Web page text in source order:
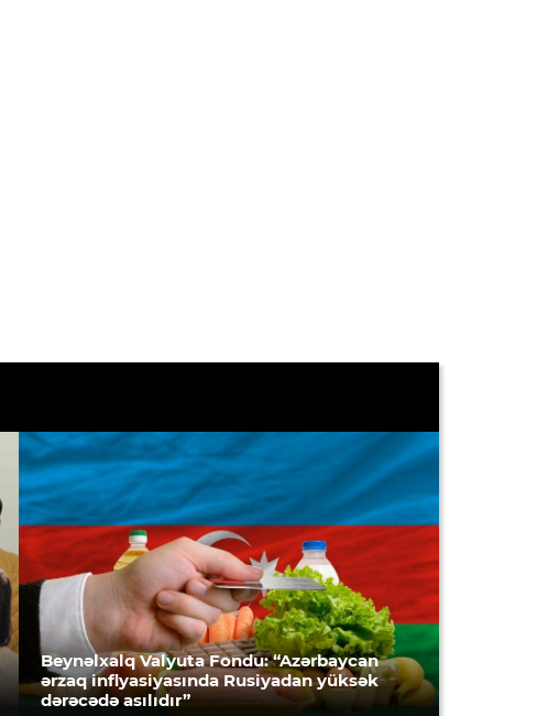
Beynəlxalq Valyuta Fondu: “Azərbaycan
ərzaq inflyasiyasında Rusiyadan yüksək
dərəcədə asılıdır”